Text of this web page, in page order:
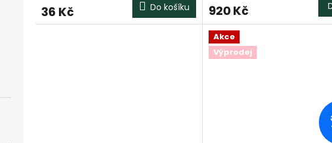
36 Kč Do košíku 920 Kč
Akce
Výprodej